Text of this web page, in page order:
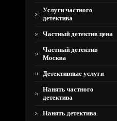
Услуги частного
детектива
Частный детектив цена
Частный детектив
Москва
Детективные услуги
Нанять частного
детектива
Нанять детектива